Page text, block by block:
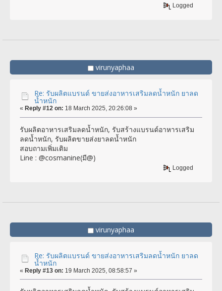
Logged
virunyaphaa
Re: รับผลิตแบรนด์ ขายส่งอาหารเสริมลดน้ำหนัก ยาลด
น้ำหนัก
« Reply #12 on: 18 March 2025, 20:26:08 »
รับผลิตอาหารเสริมลดน้ำหนัก, รับสร้างแบรนด์อาหารเสริม
ลดน้ำหนัก, รับผลิตขายส่งยาลดน้ำหนัก
สอบถามเพิ่มเติม
Line : @cosmanine(มี@)
Logged
virunyaphaa
Re: รับผลิตแบรนด์ ขายส่งอาหารเสริมลดน้ำหนัก ยาลด
น้ำหนัก
« Reply #13 on: 19 March 2025, 08:58:57 »